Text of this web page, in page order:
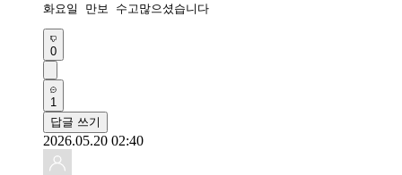
화요일 만보 수고많으셨습니다
0
1
답글 쓰기
2026.05.20 02:40